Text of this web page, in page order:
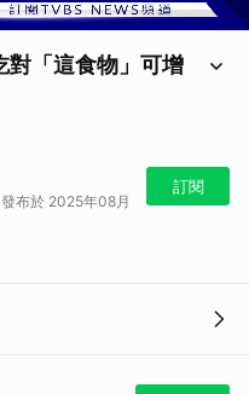
對「這食物」可增
」可增肌防老！
布於 2025年08月
訂閱